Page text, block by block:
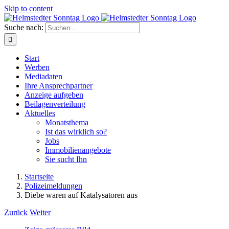
Skip to content
Suche nach:
Start
Werben
Mediadaten
Ihre Ansprechpartner
Anzeige aufgeben
Beilagenverteilung
Aktuelles
Monatsthema
Ist das wirklich so?
Jobs
Immobilienangebote
Sie sucht Ihn
Startseite
Polizeimeldungen
Diebe waren auf Katalysatoren aus
Zurück Weiter